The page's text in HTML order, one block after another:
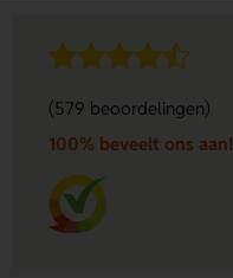
(579 beoordelingen)
100% beveelt ons aan!